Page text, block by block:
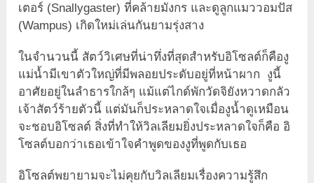
เตอร์ (Snallygaster) ที่คล้ายมังกร และดูลูกแมววอมปัส
(Wampus) เกิดใหม่เล่นกันยามรุ่งสาง
ในจำนวนนี้ สัตว์วิเศษที่น่าทึ่งที่สุดสำหรับอิโซลต์ก็คืองู
แม่น้ำมีเขาตัวใหญ่ที่มีพลอยประดับอยู่ที่หน้าผาก งูนี้
อาศัยอยู่ในลำธารใกล้ๆ แม้แต่ไกด์พักวัดจิยังหวาดกลัว
เจ้าสัตว์ร้ายตัวนี้ แต่มันก็ประหลาดใจเมื่องูน้ำดูเหมือน
จะชอบอิโซลต์ สิ่งที่ทำให้วิลเลียมยิ่งประหลาดใจก็คือ อิ
โซลต์บอกว่าเธอเข้าใจคำพูดของงูที่พูดกับเธอ
อิโซลต์พยายามจะไม่คุยกับวิลเลียมเรื่องความรู้สึก